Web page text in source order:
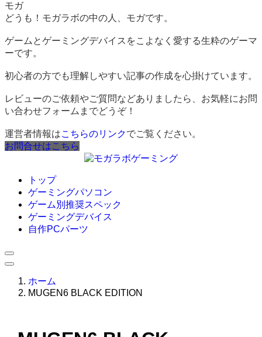
モガ
どうも！モガラボの中の人、モガです。
ゲームとゲーミングデバイスをこよなく愛する生粋のゲーマ
ーです。
初心者の方でも理解しやすい記事の作成を心掛けています。
レビューのご依頼やご質問などありましたら、お気軽にお問
い合わせフォームまでどうぞ！
運営者情報はこちらのリンクでご覧ください。
お問合せはこちら
トップ
ゲーミングパソコン
ゲーム別推奨スペック
ゲーミングデバイス
自作PCパーツ
ホーム
MUGEN6 BLACK EDITION